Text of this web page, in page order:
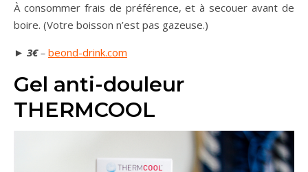
À consommer frais de préférence, et à secouer avant de
boire. (Votre boisson n’est pas gazeuse.)
► 3€ – beond-drink.com
Gel anti-douleur
THERMCOOL